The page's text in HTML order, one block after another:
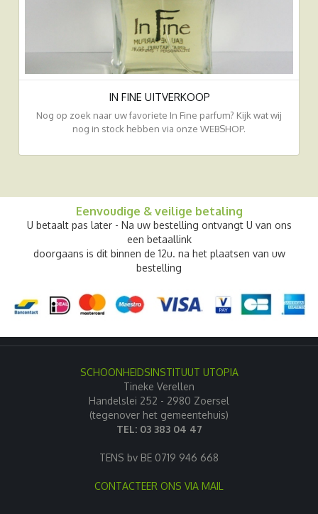
IN FINE UITVERKOOP
Nog op zoek naar uw favoriete In Fine parfum? Kijk wat wij
nog in stock hebben via onze WEBSHOP.
Eenvoudige & veilige betaling
U betaalt pas later - Na uw bestelling ontvangt U van ons
een betaallink
doorgaans is dit binnen de 12u. na het plaatsen van uw
bestelling
SCHOONHEIDSINSTITUUT UTOPIA
Tineke Verellen
Handelslei 252 - 2980 Zoersel
(tegenover het gemeentehuis)
TEL: 03 383 04 47
TENS bv BE 0719 946 668
CONTACTEER ONS VIA MAIL